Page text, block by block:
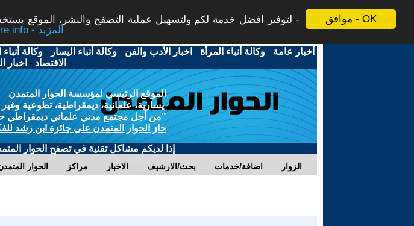
موافق - OK
لتوفير افضل خدمة لكم ولتسهيل عملية التصفح والنشر، الموقع
More info - المزيد
أخبار عامة -وكالة أنباء المرأة - اخبار الأدب والفن -وكالة أنباء اليسار -وكالة أنباء
الاقتصاد - اخبار
الموقع الرئيسي لمؤسسة الحوار المتمدن
يسارية، علمانية، ديمقراطية، تطوعية وغير
"من أجل مجتمع مدني علماني ديمقراطي
حاز الحوار المتمدن على جائزة ابن رشد
إذا لديكم مشاكل تقنية في تصفح الحوار
الحوار مراكز الاخبار بحث/الارشيف اضافة/خدمات الزوار